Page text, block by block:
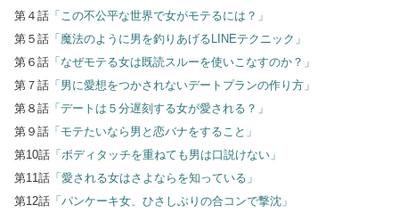
第４話 「この不公平な世界で女がモテるには？」
第５話 「魔法のように男を釣りあげるLINEテクニック」
第６話 「なぜモテる女は既読スルーを使いこなすのか？」
第７話 「男に愛想をつかされないデートプランの作り方」
第８話 「デートは５分遅刻する女が愛される？」
第９話 「モテたいなら男と恋バナをすること」
第10話 「ボディタッチを重ねても男は口説けない」
第11話 「愛される女はさよならを知っている」
第12話 「パンケーキ女、ひさしぶりの合コンで撃沈」